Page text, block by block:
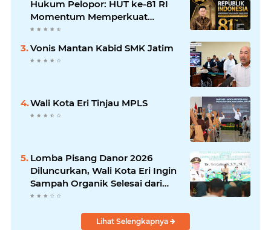
Hukum Pelopor: HUT ke-81 RI
Momentum Memperkuat
Keadilan, Persatuan, dan
Vonis Mantan Kabid SMK Jatim
Wali Kota Eri Tinjau MPLS
Lomba Pisang Danor 2026
Diluncurkan, Wali Kota Eri Ingin
Sampah Organik Selesai dari
Rumah
Lihat Selengkapnya